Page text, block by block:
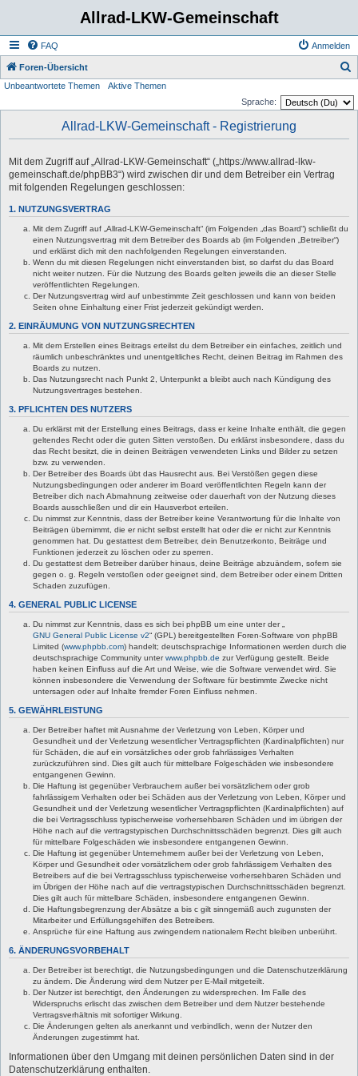
Allrad-LKW-Gemeinschaft
FAQ Anmelden
Foren-Übersicht
Unbeantwortete Themen
Aktive Themen
Sprache:
Allrad-LKW-Gemeinschaft - Registrierung
Mit dem Zugriff auf „Allrad-LKW-Gemeinschaft“ („https://www.allrad-lkw-
gemeinschaft.de/phpBB3“) wird zwischen dir und dem Betreiber ein Vertrag
mit folgenden Regelungen geschlossen:
1. NUTZUNGSVERTRAG
Mit dem Zugriff auf „Allrad-LKW-Gemeinschaft“ (im Folgenden „das Board“) schließt du
einen Nutzungsvertrag mit dem Betreiber des Boards ab (im Folgenden „Betreiber“)
und erklärst dich mit den nachfolgenden Regelungen einverstanden.
Wenn du mit diesen Regelungen nicht einverstanden bist, so darfst du das Board
nicht weiter nutzen. Für die Nutzung des Boards gelten jeweils die an dieser Stelle
veröffentlichten Regelungen.
Der Nutzungsvertrag wird auf unbestimmte Zeit geschlossen und kann von beiden
Seiten ohne Einhaltung einer Frist jederzeit gekündigt werden.
2. EINRÄUMUNG VON NUTZUNGSRECHTEN
Mit dem Erstellen eines Beitrags erteilst du dem Betreiber ein einfaches, zeitlich und
räumlich unbeschränktes und unentgeltliches Recht, deinen Beitrag im Rahmen des
Boards zu nutzen.
Das Nutzungsrecht nach Punkt 2, Unterpunkt a bleibt auch nach Kündigung des
Nutzungsvertrages bestehen.
3. PFLICHTEN DES NUTZERS
Du erklärst mit der Erstellung eines Beitrags, dass er keine Inhalte enthält, die gegen
geltendes Recht oder die guten Sitten verstoßen. Du erklärst insbesondere, dass du
das Recht besitzt, die in deinen Beiträgen verwendeten Links und Bilder zu setzen
bzw. zu verwenden.
Der Betreiber des Boards übt das Hausrecht aus. Bei Verstößen gegen diese
Nutzungsbedingungen oder anderer im Board veröffentlichten Regeln kann der
Betreiber dich nach Abmahnung zeitweise oder dauerhaft von der Nutzung dieses
Boards ausschließen und dir ein Hausverbot erteilen.
Du nimmst zur Kenntnis, dass der Betreiber keine Verantwortung für die Inhalte von
Beiträgen übernimmt, die er nicht selbst erstellt hat oder die er nicht zur Kenntnis
genommen hat. Du gestattest dem Betreiber, dein Benutzerkonto, Beiträge und
Funktionen jederzeit zu löschen oder zu sperren.
Du gestattest dem Betreiber darüber hinaus, deine Beiträge abzuändern, sofern sie
gegen o. g. Regeln verstoßen oder geeignet sind, dem Betreiber oder einem Dritten
Schaden zuzufügen.
4. GENERAL PUBLIC LICENSE
Du nimmst zur Kenntnis, dass es sich bei phpBB um eine unter der „
GNU General Public License v2“ (GPL) bereitgestellten Foren-Software von phpBB
Limited (www.phpbb.com) handelt; deutschsprachige Informationen werden durch die
deutschsprachige Community unterwww.phpbb.de zur Verfügung gestellt. Beide
haben keinen Einfluss auf die Art und Weise, wie die Software verwendet wird. Sie
können insbesondere die Verwendung der Software für bestimmte Zwecke nicht
untersagen oder auf Inhalte fremder Foren Einfluss nehmen.
5. GEWÄHRLEISTUNG
Der Betreiber haftet mit Ausnahme der Verletzung von Leben, Körper und
Gesundheit und der Verletzung wesentlicher Vertragspflichten (Kardinalpflichten) nur
für Schäden, die auf ein vorsätzliches oder grob fahrlässiges Verhalten
zurückzuführen sind. Dies gilt auch für mittelbare Folgeschäden wie insbesondere
entgangenen Gewinn.
Die Haftung ist gegenüber Verbrauchern außer bei vorsätzlichem oder grob
fahrlässigem Verhalten oder bei Schäden aus der Verletzung von Leben, Körper und
Gesundheit und der Verletzung wesentlicher Vertragspflichten (Kardinalpflichten) auf
die bei Vertragsschluss typischerweise vorhersehbaren Schäden und im übrigen der
Höhe nach auf die vertragstypischen Durchschnittsschäden begrenzt. Dies gilt auch
für mittelbare Folgeschäden wie insbesondere entgangenen Gewinn.
Die Haftung ist gegenüber Unternehmern außer bei der Verletzung von Leben,
Körper und Gesundheit oder vorsätzlichem oder grob fahrlässigem Verhalten des
Betreibers auf die bei Vertragsschluss typischerweise vorhersehbaren Schäden und
im Übrigen der Höhe nach auf die vertragstypischen Durchschnittsschäden begrenzt.
Dies gilt auch für mittelbare Schäden, insbesondere entgangenen Gewinn.
Die Haftungsbegrenzung der Absätze a bis c gilt sinngemäß auch zugunsten der
Mitarbeiter und Erfüllungsgehilfen des Betreibers.
Ansprüche für eine Haftung aus zwingendem nationalem Recht bleiben unberührt.
6. ÄNDERUNGSVORBEHALT
Der Betreiber ist berechtigt, die Nutzungsbedingungen und die Datenschutzerklärung
zu ändern. Die Änderung wird dem Nutzer per E-Mail mitgeteilt.
Der Nutzer ist berechtigt, den Änderungen zu widersprechen. Im Falle des
Widerspruchs erlischt das zwischen dem Betreiber und dem Nutzer bestehende
Vertragsverhältnis mit sofortiger Wirkung.
Die Änderungen gelten als anerkannt und verbindlich, wenn der Nutzer den
Änderungen zugestimmt hat.
Informationen über den Umgang mit deinen persönlichen Daten sind in der
Datenschutzerklärung enthalten.